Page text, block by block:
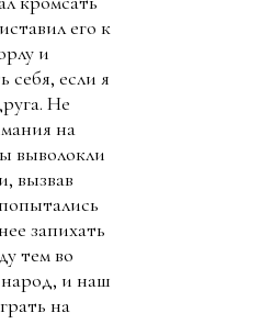
его к
и
себя, если я
Не
на
выволокли
вызвав
запихать
тем во
и наш
на